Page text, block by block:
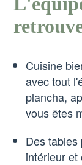
Cuisine
avec tout
plancha,
vous êtes
Des tables
intérieur et